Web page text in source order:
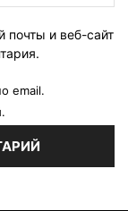
почты и веб-сайт
email.